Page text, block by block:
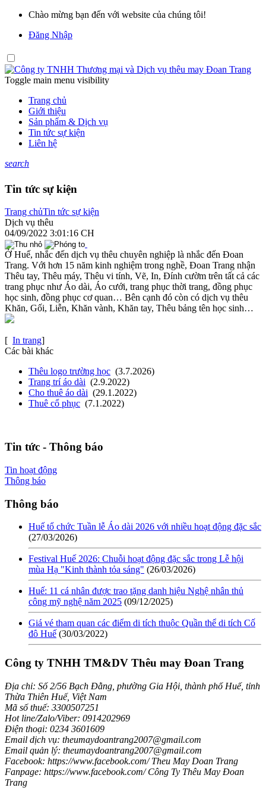
Chào mừng bạn đến với website của chúng tôi!
Đăng Nhập
Toggle main menu visibility
Trang chủ
Giới thiệu
Sản phẩm & Dịch vụ
Tin tức sự kiện
Liên hệ
search
Tin tức sự kiện
Trang chủTin tức sự kiện
Dịch vụ thêu
04/09/2022 3:01:16 CH
Ở Huế, nhắc đến dịch vụ thêu chuyên nghiệp là nhắc đến Đoan
Trang. Với hơn 15 năm kinh nghiệm trong nghề, Đoan Trang nhận
Thêu tay, Thêu máy, Thêu vi tính, Vẽ, In, Đính cườm trên tất cả các
trang phục như Áo dài, Áo cưới, trang phục thời trang, đồng phục
học sinh, đồng phục cơ quan… Bên cạnh đó còn có dịch vụ thêu
Khăn, Gối, Liễn, Khăn vành, Khăn tay, Thêu bảng tên học sinh…
[ In trang]
Các bài khác
Thêu logo trường học (3.7.2026)
Trang trí áo dài (2.9.2022)
Cho thuê áo dài (29.1.2022)
Thuê cổ phục (7.1.2022)
Tin tức - Thông báo
Tin hoạt động
Thông báo
Thông báo
Huế tổ chức Tuần lễ Áo dài 2026 với nhiều hoạt động đặc sắc
(27/03/2026)
Festival Huế 2026: Chuỗi hoạt động đặc sắc trong Lễ hội
mùa Hạ "Kinh thành tỏa sáng" (26/03/2026)
Huế: 11 cá nhân được trao tặng danh hiệu Nghệ nhân thủ
công mỹ nghệ năm 2025 (09/12/2025)
Giá vé tham quan các điểm di tích thuộc Quần thể di tích Cố
đô Huế (30/03/2022)
Công ty TNHH TM&DV Thêu may Đoan Trang
Địa chỉ: Số 2/56 Bạch Đằng, phường Gia Hội, thành phố Huế, tỉnh
Thừa Thiên Huế, Việt Nam
Mã số thuế: 3300507251
Hot line/Zalo/Viber: 0914202969
Điện thoại: 0234 3601609
Email dịch vụ: theumaydoantrang2007@gmail.com
Email quản lý: theumaydoantrang2007@gmail.com
Facebook: https://www.facebook.com/ Theu May Doan Trang
Fanpage: https://www.facebook.com/ Công Ty Thêu May Đoan
Trang